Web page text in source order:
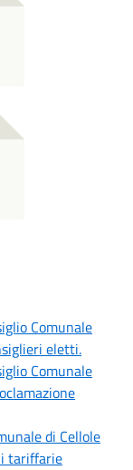
Comunale
eletti.
Comunale
di Cellole
tariffarie